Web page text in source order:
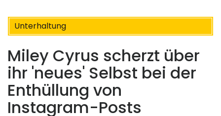
Unterhaltung
Miley Cyrus scherzt über
ihr 'neues' Selbst bei der
Enthüllung von
Instagram-Posts